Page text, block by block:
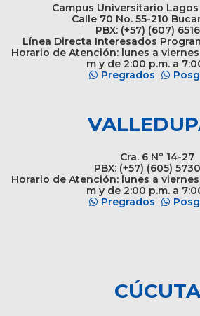
Campus Universitario
Calle 70 No. 55-210
PBX: (+57) (607)
Línea Directa Interesados
Horario de Atención: lunes a viernes
m y de 2:00 p.m. a
Pregrados
Cra. 6 N° 14-27
PBX: (+57) (605)
Horario de Atención: lunes a viernes
m y de 2:00 p.m. a
Pregrados
CÚCUTA